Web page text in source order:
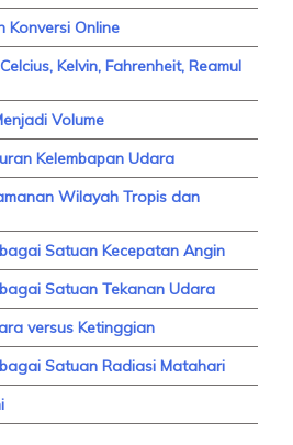
Online
Kelvin, Fahrenheit, Reamul
Volume
Kelembapan Udara
Wilayah Tropis dan
Satuan Kecepatan Angin
Satuan Tekanan Udara
versus Ketinggian
Satuan Radiasi Matahari